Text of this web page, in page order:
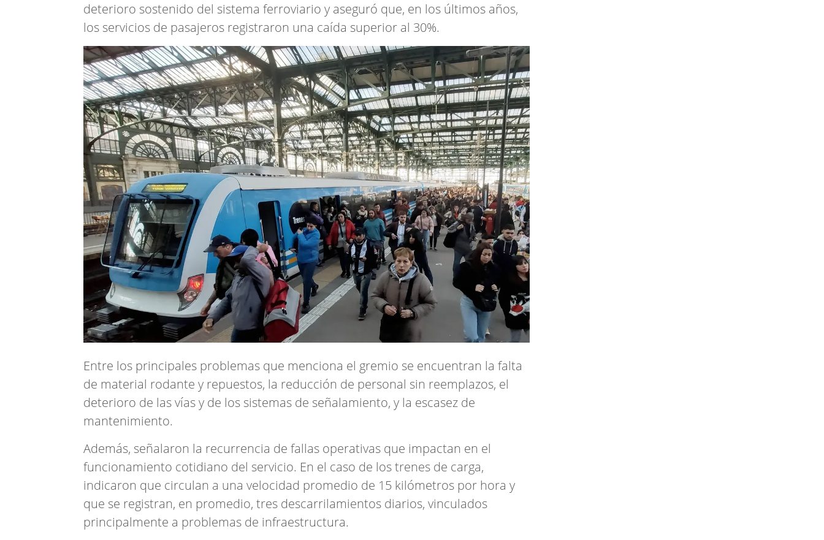
deterioro sostenido del sistema ferroviario y aseguró que, en los últimos años,
los servicios de pasajeros registraron una caída superior al 30%.
Entre los principales problemas que menciona el gremio se encuentran la falta
de material rodante y repuestos, la reducción de personal sin reemplazos, el
deterioro de las vías y de los sistemas de señalamiento, y la escasez de
mantenimiento.
Además, señalaron la recurrencia de fallas operativas que impactan en el
funcionamiento cotidiano del servicio. En el caso de los trenes de carga,
indicaron que circulan a una velocidad promedio de 15 kilómetros por hora y
que se registran, en promedio, tres descarrilamientos diarios, vinculados
principalmente a problemas de infraestructura.